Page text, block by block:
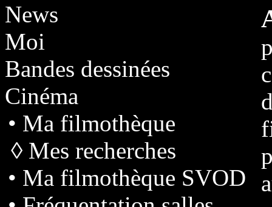
News
Moi
Bandes dessinées
Cinéma
• Ma filmothèque
◊ Mes recherches
• Ma filmothèque SVOD